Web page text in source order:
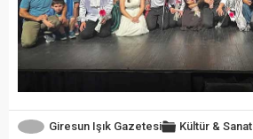
Giresun Işık Gazetesi Kültür & Sanat